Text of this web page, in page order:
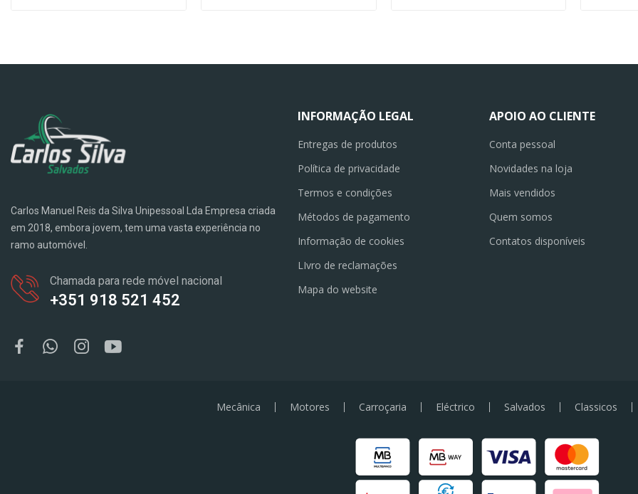
Carlos Manuel Reis da Silva Unipessoal Lda Empresa criada
em 2018, embora jovem, tem uma vasta experiência no
ramo automóvel.
Chamada para rede móvel nacional
+351 918 521 452
INFORMAÇÃO LEGAL
Entregas de produtos
Política de privacidade
Termos e condições
Métodos de pagamento
Informação de cookies
LIvro de reclamações
Mapa do website
APOIO AO CLIENTE
Conta pessoal
Novidades na loja
Mais vendidos
Quem somos
Contatos disponíveis
Mecânica Motores Carroçaria Eléctrico Salvados Classicos